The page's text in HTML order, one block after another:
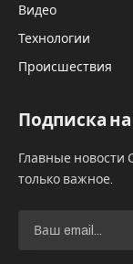
Видео
Технологии
Происшествия
Подписка
Главные новости
только важное.